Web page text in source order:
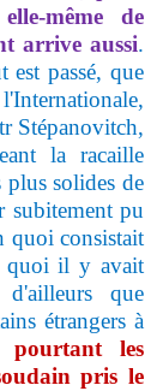
même de
arrive aussi.
passé, que
Stépanovitch,
la racaille
solides de
subitement pu
quoi consistait
quoi il y avait
que
étrangers à
pourtant les
pris le